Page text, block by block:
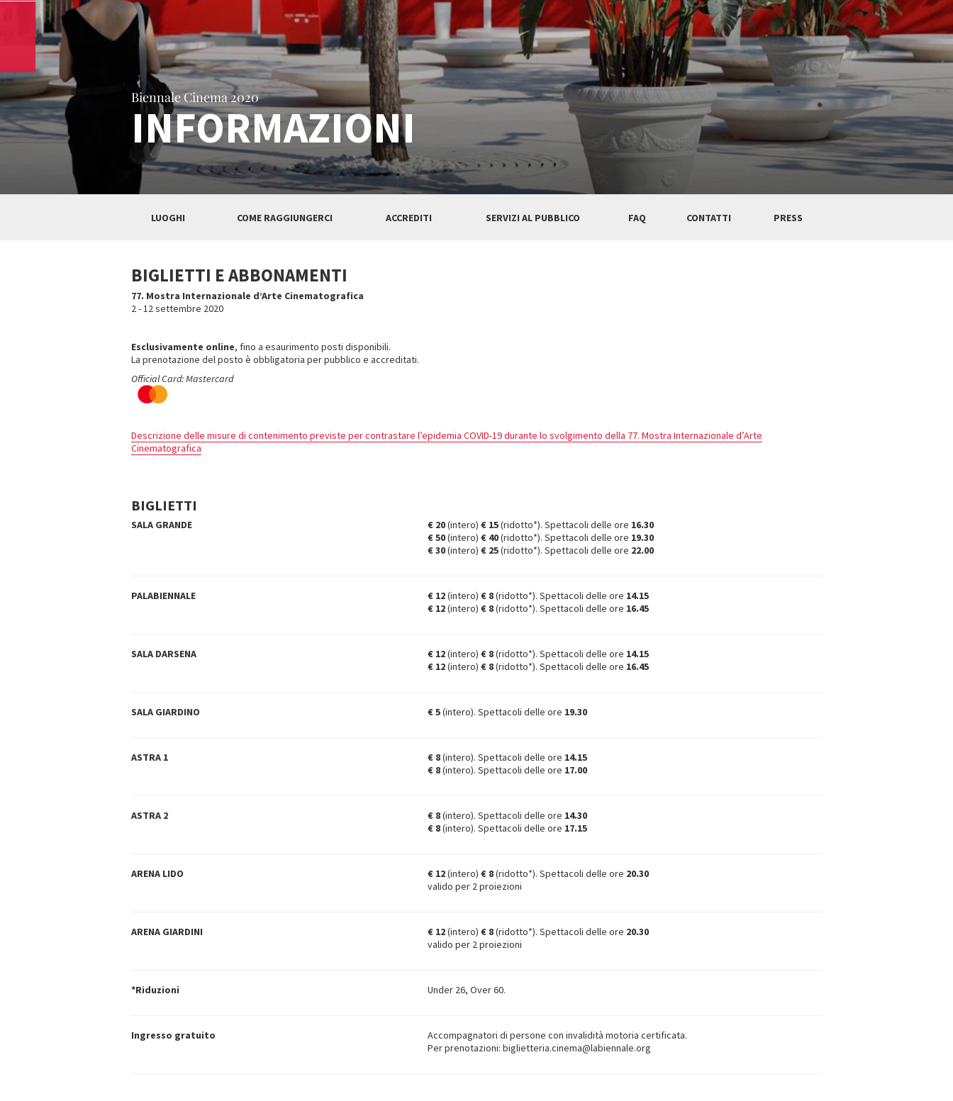
Biennale Cinema 2020
INFORMAZIONI
LUOGHI COME RAGGIUNGERCI ACCREDITI SERVIZI AL PUBBLICO FAQ CONTATTI PRESS
BIGLIETTI E ABBONAMENTI
77. Mostra Internazionale d’Arte Cinematografica
2 - 12 settembre 2020
Esclusivamente online, fino a esaurimento posti disponibili.
La prenotazione del posto è obbligatoria per pubblico e accreditati.
Official Card: Mastercard
Descrizione delle misure di contenimento previste per contrastare l’epidemia COVID-19 durante lo svolgimento della 77. Mostra Internazionale d’Arte
Cinematografica
BIGLIETTI
SALA GRANDE € 20(intero)€ 15(ridotto*). Spettacoli delle ore 16.30
€ 50(intero)€ 40(ridotto*). Spettacoli delle ore 19.30
€ 30(intero)€ 25(ridotto*). Spettacoli delle ore 22.00
PALABIENNALE € 12(intero)€ 8(ridotto*). Spettacoli delle ore 14.15
€ 12(intero)€ 8(ridotto*). Spettacoli delle ore 16.45
SALA DARSENA € 12(intero)€ 8(ridotto*). Spettacoli delle ore 14.15
€ 12(intero)€ 8(ridotto*). Spettacoli delle ore 16.45
SALA GIARDINO € 5(intero). Spettacoli delle ore 19.30
ASTRA 1 € 8(intero). Spettacoli delle ore 14.15
€ 8(intero). Spettacoli delle ore 17.00
ASTRA 2 € 8(intero). Spettacoli delle ore 14.30
€ 8(intero). Spettacoli delle ore 17.15
ARENA LIDO € 12(intero)€ 8(ridotto*). Spettacoli delle ore 20.30
valido per 2 proiezioni
ARENA GIARDINI € 12(intero)€ 8(ridotto*). Spettacoli delle ore 20.30
valido per 2 proiezioni
*Riduzioni Under 26, Over 60.
Ingresso gratuito
Accompagnatori di persone con invalidità motoria certificata.
Per prenotazioni: biglietteria.cinema@labiennale.org